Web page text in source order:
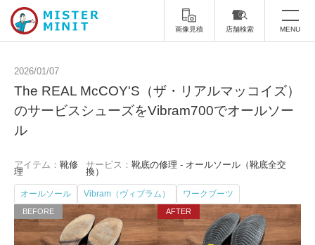
画像見積 店舗検索 MENU
ミスターミニットについて
修理サービス・料金
スーツケース修理 靴修理
スニーカー修理 靴磨き
カバンの修理 時計修理・電池交換
2026/01/07
The REAL McCOY'S（ザ・リアルマッコイズ）
のサービスシューズをVibram700でオールソー
ル
アイテム： 靴修
理
サービス：靴底の修理 - オールソール（靴底全交
換）
オールソール Vibram（ヴィブラム） ワークブーツ